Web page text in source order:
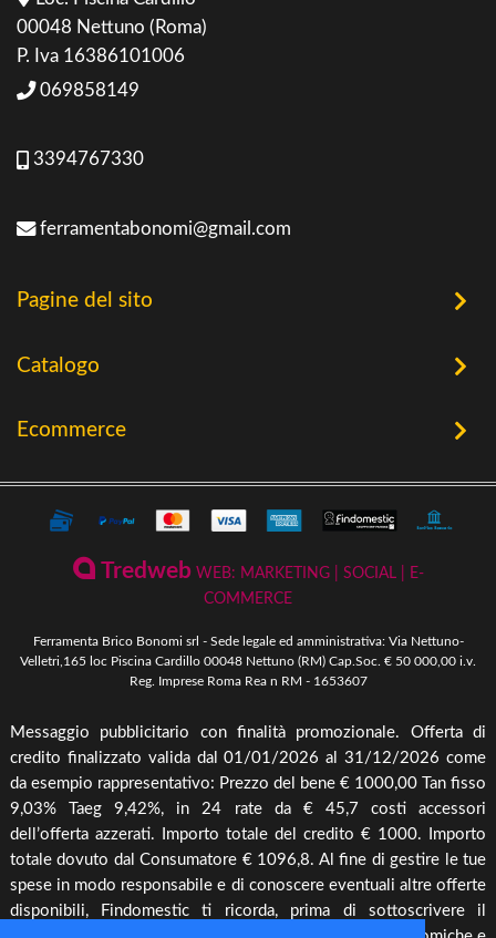
00048 Nettuno (Roma)
P. Iva 16386101006
069858149
3394767330
ferramentabonomi@gmail.com
Pagine del sito
Home
Offerte
Storia
Catalogo
Riscaldamento a Biomassa
Ferramenta & Fai Da Te
Giardinaggio
Piscine & Divertimento
Arredo Giardino & Mare
Mangimi & Pet Care
Agricoltura
Irrigazione & Pompe
Riscaldamento & Pannelli solari & Bollitori
Elettronica & illuminazione
Cura piante
Offerte
Ecommerce
Termini e Privacy
Condizioni Generali di Vendita
Pagamenti Disponibili
Spedizione e Imballaggio
Cambio, Resi e Rimborsi
TredwebWEB: MARKETING | SOCIAL | E-
COMMERCE
Ferramenta Brico Bonomi srl - Sede legale ed amministrativa: Via Nettuno-
Velletri,165 loc Piscina Cardillo 00048 Nettuno (RM) Cap.Soc. € 50 000,00 i.v.
Reg. Imprese Roma Rea n RM - 1653607
Messaggio pubblicitario con finalità promozionale. Offerta di
credito finalizzato valida dal 01/01/2026 al 31/12/2026 come
da esempio rappresentativo: Prezzo del bene € 1000,00 Tan fisso
9,03% Taeg 9,42%, in 24 rate da € 45,7 costi accessori
dell’offerta azzerati. Importo totale del credito € 1000. Importo
totale dovuto dal Consumatore € 1096,8. Al fine di gestire le tue
spese in modo responsabile e di conoscere eventuali altre offerte
disponibili, Findomestic ti ricorda, prima di sottoscrivere il